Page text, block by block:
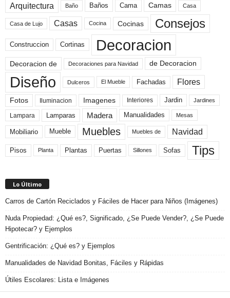
Arquitectura Baño Baños Cama Camas Casa
Casa de Lujo Casas Cocina Cocinas Consejos
Construccion Cortinas Decoracion
Decoracion de Decoraciones para Navidad de Decoracion
Diseño Dulceros El Mueble Fachadas Flores
Fotos Iluminacion Imagenes Interiores Jardin Jardines
Lampara Lamparas Madera Manualidades Mesas
Mobiliario Mueble Muebles Muebles de Navidad
Pisos Planta Plantas Puertas Sillones Sofas Tips
Lo Último
Carros de Cartón Reciclados y Fáciles de Hacer para Niños (Imágenes)
Nuda Propiedad: ¿Qué es?, Significado, ¿Se Puede Vender?, ¿Se Puede
Hipotecar? y Ejemplos
Gentrificación: ¿Qué es? y Ejemplos
Manualidades de Navidad Bonitas, Fáciles y Rápidas
Útiles Escolares: Lista e Imágenes